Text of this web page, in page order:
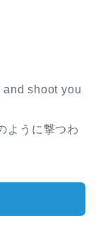
and shoot you
ように撃つわ